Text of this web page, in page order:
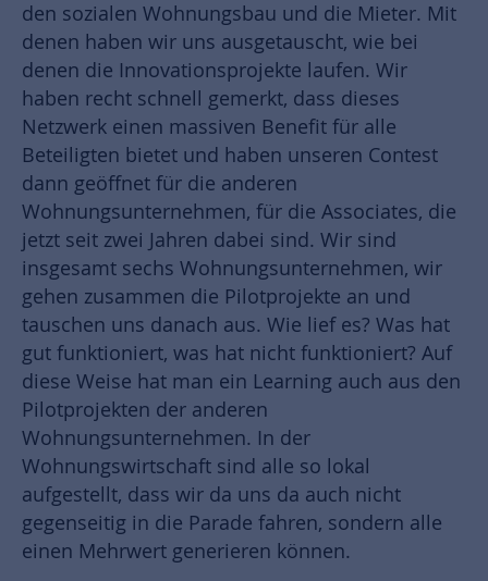
den sozialen Wohnungsbau und die Mieter. Mit
denen haben wir uns ausgetauscht, wie bei
denen die Innovationsprojekte laufen. Wir
haben recht schnell gemerkt, dass dieses
Netzwerk einen massiven Benefit für alle
Beteiligten bietet und haben unseren Contest
dann geöffnet für die anderen
Wohnungsunternehmen, für die Associates, die
jetzt seit zwei Jahren dabei sind. Wir sind
insgesamt sechs Wohnungsunternehmen, wir
gehen zusammen die Pilotprojekte an und
tauschen uns danach aus. Wie lief es? Was hat
gut funktioniert, was hat nicht funktioniert? Auf
diese Weise hat man ein Learning auch aus den
Pilotprojekten der anderen
Wohnungsunternehmen. In der
Wohnungswirtschaft sind alle so lokal
aufgestellt, dass wir da uns da auch nicht
gegenseitig in die Parade fahren, sondern alle
einen Mehrwert generieren können.